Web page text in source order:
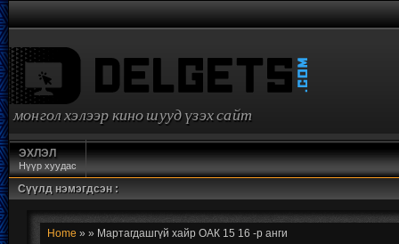
монгол хэлээр кино шууд үзэх сайт
ЭХЛЭЛ
Нүүр хуудас
Сүүлд нэмэгдсэн :
Home » » Мартагдашгүй хайр ОАК 15 16 -р анги